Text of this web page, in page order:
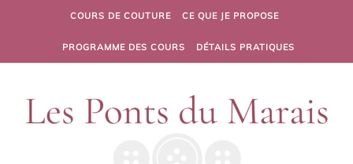
Skip to contentCOURS DE COUTURE CE QUE JE PROPOSE
PROGRAMME DES COURS DÉTAILS PRATIQUES